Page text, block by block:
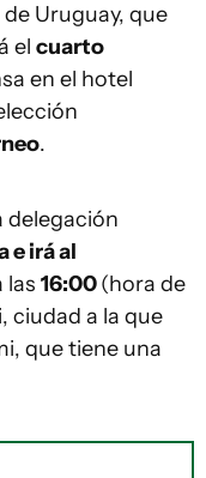
de Uruguay, que
el cuarto
en el hotel
.
delegación
e irá al
las 16:00(hora de
ciudad a la que
que tiene una